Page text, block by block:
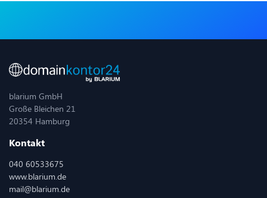
blarium GmbH
Große Bleichen 21
20354 Hamburg
Kontakt
040 60533675
www.blarium.de
mail@blarium.de